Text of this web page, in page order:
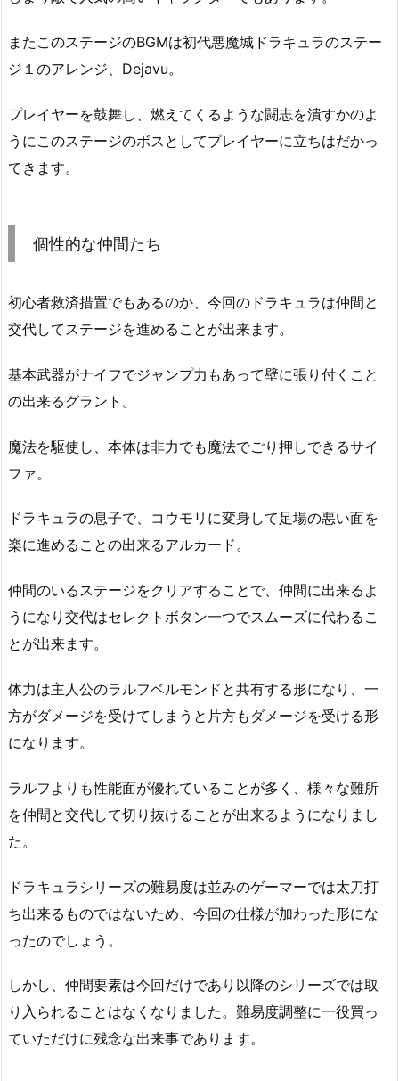
またこのステージのBGMは初代悪魔城ドラキュラのステー
ジ１のアレンジ、Dejavu。
プレイヤーを鼓舞し、燃えてくるような闘志を潰すかのよ
うにこのステージのボスとしてプレイヤーに立ちはだかっ
てきます。
個性的な仲間たち
初心者救済措置でもあるのか、今回のドラキュラは仲間と
交代してステージを進めることが出来ます。
基本武器がナイフでジャンプ力もあって壁に張り付くこと
の出来るグラント。
魔法を駆使し、本体は非力でも魔法でごり押しできるサイ
ファ。
ドラキュラの息子で、コウモリに変身して足場の悪い面を
楽に進めることの出来るアルカード。
仲間のいるステージをクリアすることで、仲間に出来るよ
うになり交代はセレクトボタン一つでスムーズに代わるこ
とが出来ます。
体力は主人公のラルフベルモンドと共有する形になり、一
方がダメージを受けてしまうと片方もダメージを受ける形
になります。
ラルフよりも性能面が優れていることが多く、様々な難所
を仲間と交代して切り抜けることが出来るようになりまし
た。
ドラキュラシリーズの難易度は並みのゲーマーでは太刀打
ち出来るものではないため、今回の仕様が加わった形にな
ったのでしょう。
しかし、仲間要素は今回だけであり以降のシリーズでは取
り入られることはなくなりました。難易度調整に一役買っ
ていただけに残念な出来事であります。